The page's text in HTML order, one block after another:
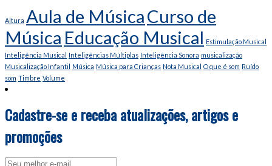
Altura Aula de MúsicaCurso de
Música Educação Musical Estimulação Musical
Inteligência Musical Inteligências Múltiplas Inteligência Sonora musicalização
Musicalização Infantil Música Música para Crianças Nota Musical O que é som Ruído
som Timbre Volume
Cadastre-se e receba atualizações, artigos e
promoções
Email